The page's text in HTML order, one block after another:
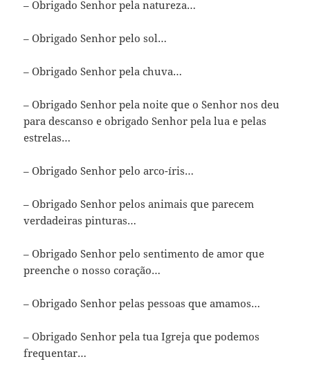
– Obrigado Senhor pela natureza…
– Obrigado Senhor pelo sol…
– Obrigado Senhor pela chuva…
– Obrigado Senhor pela noite que o Senhor nos deu
para descanso e obrigado Senhor pela lua e pelas
estrelas…
– Obrigado Senhor pelo arco-íris…
– Obrigado Senhor pelos animais que parecem
verdadeiras pinturas…
– Obrigado Senhor pelo sentimento de amor que
preenche o nosso coração…
– Obrigado Senhor pelas pessoas que amamos…
– Obrigado Senhor pela tua Igreja que podemos
frequentar…